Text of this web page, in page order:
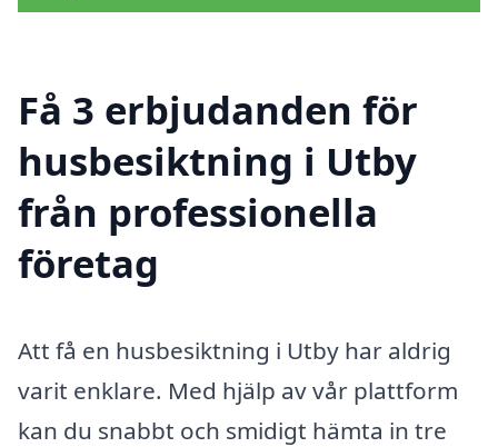
Få 3 erbjudanden för
husbesiktning i Utby
från professionella
företag
Att få en husbesiktning i Utby har aldrig
varit enklare. Med hjälp av vår plattform
kan du snabbt och smidigt hämta in tre